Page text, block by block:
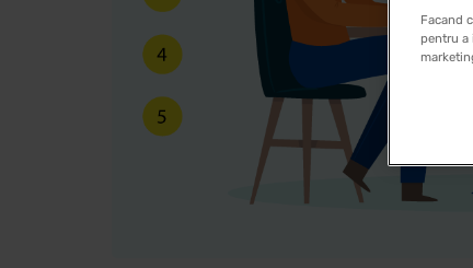
Facand
pentru a